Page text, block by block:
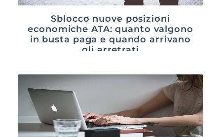
Sblocco nuove posizioni
economiche ATA: quanto valgono
in busta paga e quando arrivano
gli arretrati